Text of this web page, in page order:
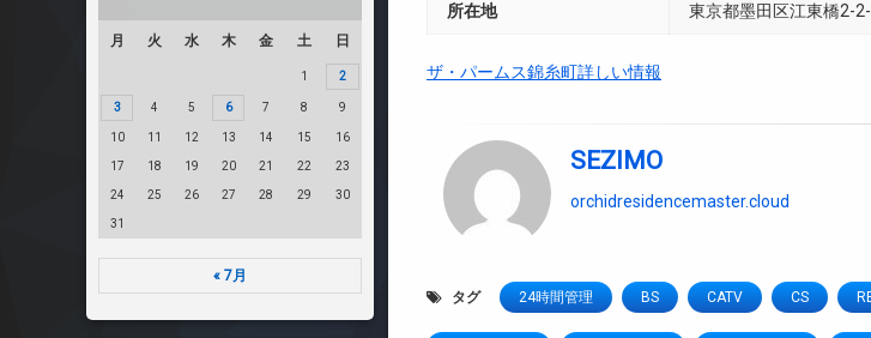
所在地 東京都墨田区江東橋2-
ザ・パームス錦糸町詳しい情報
SEZIMO
orchidresidencemaster.cloud
タグ 24時間管理 BS CATV CS
月 火 水 木 金 土 日
1 2
3 4 5 6 7 8 9
10 11 12 13 14 15 16
17 18 19 20 21 22 23
24 25 26 27 28 29 30
31
« 7月